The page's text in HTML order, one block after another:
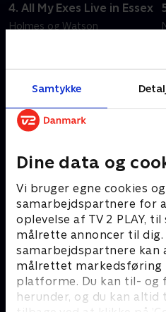
Samtykke
Dine data og
Vi bruger egne cookies
samarbejdspartnere for
oplevelse af TV 2 PLAY,
målrette annoncer til dig.
samarbejdspartnere kan
målrettet markedsføring
platforme. Du kan til- og
herunder, og du kan
4. All My Exes Live in Essex
Holmes og Watson
20. september 2022 • 41 min
Andre så også
The Hunting Party
Krimi & Spænding • 2 sæsoner